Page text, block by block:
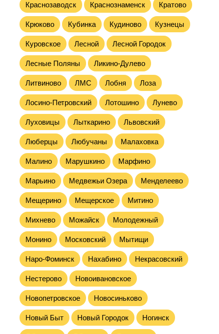
Краснозаводск Краснознаменск Кратово
Крюково Кубинка Кудиново Кузнецы
Куровское Лесной Лесной Городок
Лесные Поляны Ликино-Дулево
Литвиново ЛМС Лобня Лоза
Лосино-Петровский Лотошино Лунево
Луховицы Лыткарино Львовский
Люберцы Любучаны Малаховка
Малино Марушкино Марфино
Марьино Медвежьи Озера Менделеево
Мещерино Мещерское Митино
Михнево Можайск Молодежный
Монино Московский Мытищи
Наро-Фоминск Нахабино Некрасовский
Нестерово Новоивановское
Новопетровское Новосиньково
Новый Быт Новый Городок Ногинск